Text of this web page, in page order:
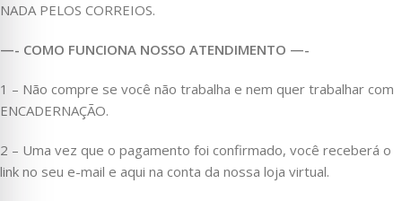
NADA PELOS CORREIOS.
—- COMO FUNCIONA NOSSO ATENDIMENTO —-
1 – Não compre se você não trabalha e nem quer trabalhar com
ENCADERNAÇÃO.
2 – Uma vez que o pagamento foi confirmado, você receberá o
link no seu e-mail e aqui na conta da nossa loja virtual.